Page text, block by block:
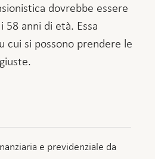
dovrebbe essere
anni di età. Essa
cui si possono prendere le
e previdenziale da